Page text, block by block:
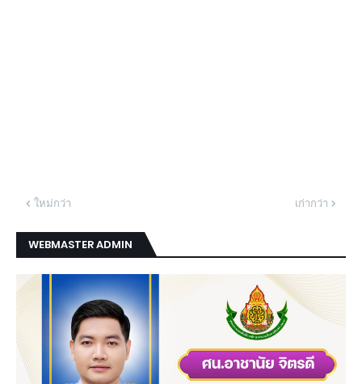
ใหม่กว่า เก่ากว่า
WEBMASTER ADMIN